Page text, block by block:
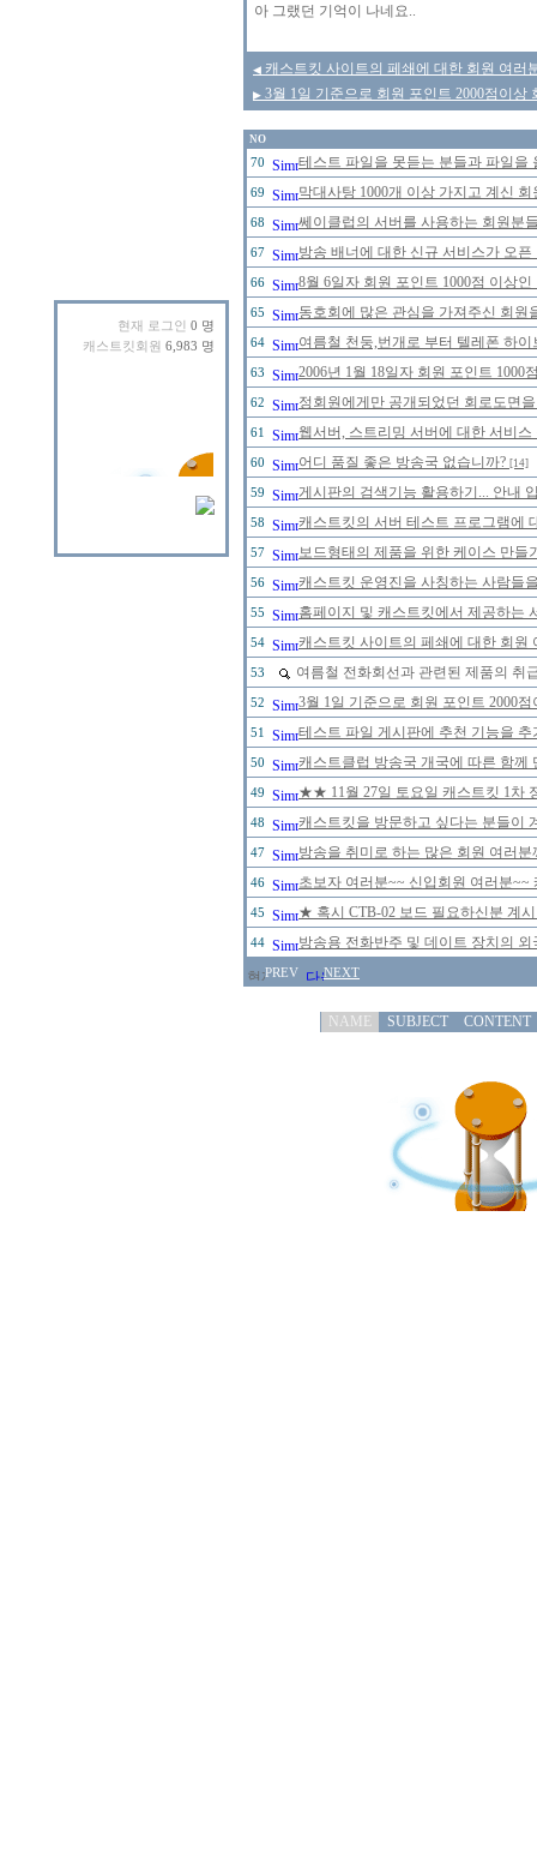
현재 로그인 0 명
캐스트킷회원 6,983 명
아 그랬던 기억이 나네요..
◀ 캐스트킷 사이트의 페쇄에 대한 회원 여러
▶ 3월 1일 기준으로 회원 포인트 2000점이상
NO
70 테스트 파일을 못듣는 분들과 파일
69 막대사탕 1000개 이상 가지고 계신
68 쎄이클럽의 서버를 사용하는 회원분
67 방송 배너에 대한 신규 서비스가 오
66 8월 6일자 회원 포인트 1000점 이상
65 동호회에 많은 관심을 가져주신 회
64 여름철 천둥,번개로 부터 텔레폰 하
63 2006년 1월 18일자 회원 포인트
62 정회원에게만 공개되었던 회로도면
61 웹서버, 스트리밍 서버에 대한 서비
60 어디 품질 좋은 방송국 없습니까? [14]
59 게시판의 검색기능 활용하기... 안내
58 캐스트킷의 서버 테스트 프로그램에
57 보드형태의 제품을 위한 케이스 만들
56 캐스트킷 운영진을 사칭하는 사람들
55 홈페이지 및 캐스트킷에서 제공하는
54 캐스트킷 사이트의 페쇄에 대한 회
53 여름철 전화회선과 관련된 제품의 취
52 3월 1일 기준으로 회원 포인트 2000
51 테스트 파일 게시판에 추천 기능을
50 캐스트클럽 방송국 개국에 따른 함
49 ★★ 11월 27일 토요일 캐스트킷 1
48 캐스트킷을 방문하고 싶다는 분들이
47 방송을 취미로 하는 많은 회원 여러
46 초보자 여러분~~ 신입회원 여러분
45 ★ 혹시 CTB-02 보드 필요하신분 계
44 방송용 전화반주 및 데이트 장치의
PREV NEXT